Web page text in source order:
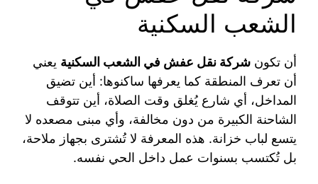
الشعب السكنية
أن تكون شركة نقل عفش في الشعب السكنية يعني
أن تعرف المنطقة كما يعرفها ساكنوها: أين تضيق
المداخل، أي شارع يُغلق وقت الصلاة، أين تتوقف
الشاحنة الكبيرة من دون مخالفة، وأي مبنى مصعده لا
يتسع لباب خزانة. هذه المعرفة لا تُشترى بجهاز ملاحة،
بل تُكتسب بسنوات عمل داخل الحي نفسه.